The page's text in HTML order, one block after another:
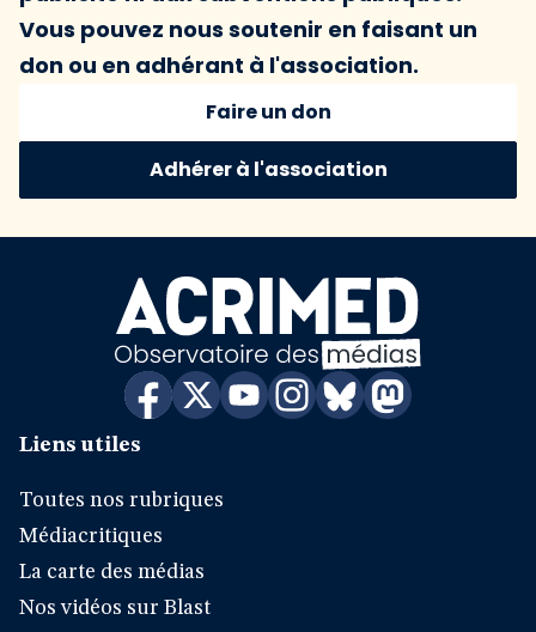
Vous pouvez nous soutenir en faisant un
don ou en adhérant à l'association.
Faire un don
Adhérer à l'association
Liens utiles
Toutes nos rubriques
Médiacritiques
La carte des médias
Nos vidéos sur Blast